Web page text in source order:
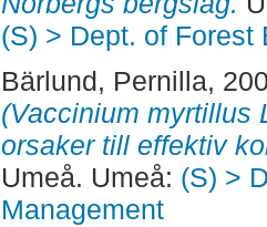
(S) > Dept. of Forest
Bärlund, Pernilla,
(Vaccinium myrtillus
orsaker till effektiv
Umeå. Umeå: (S) >
Management